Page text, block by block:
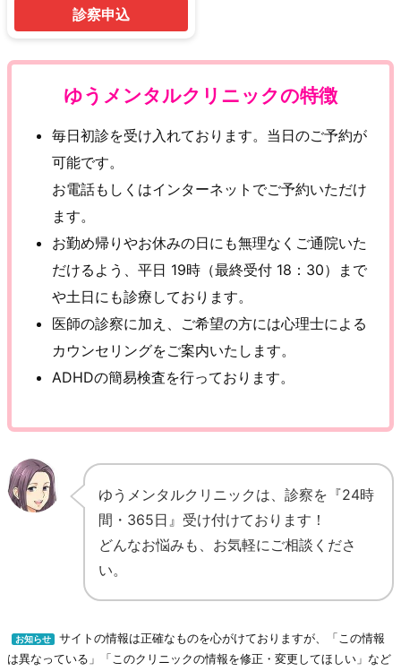
診察申込
ゆうメンタルクリニックの特徴
毎日初診を受け入れております。当日のご予約が
可能です。
お電話もしくはインターネットでご予約いただけ
ます。
お勤め帰りやお休みの日にも無理なくご通院いた
だけるよう、平日 19時（最終受付 18：30）まで
や土日にも診療しております。
医師の診察に加え、ご希望の方には心理士による
カウンセリングをご案内いたします。
ADHDの簡易検査を行っております。
ゆうメンタルクリニックは、診察を『24時
間・365日』受け付けております！
どんなお悩みも、お気軽にご相談くださ
い。
お知らせ
サイトの情報は正確なものを心がけておりますが、「この情報
は異なっている」「このクリニックの情報を修正・変更してほしい」など